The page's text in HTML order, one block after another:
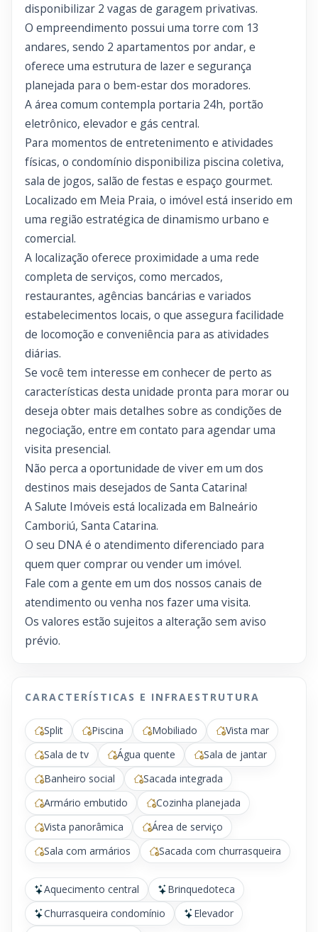
disponibilizar 2 vagas de garagem privativas.
O empreendimento possui uma torre com 13
andares, sendo 2 apartamentos por andar, e
oferece uma estrutura de lazer e segurança
planejada para o bem-estar dos moradores.
A área comum contempla portaria 24h, portão
eletrônico, elevador e gás central.
Para momentos de entretenimento e atividades
físicas, o condomínio disponibiliza piscina coletiva,
sala de jogos, salão de festas e espaço gourmet.
Localizado em Meia Praia, o imóvel está inserido em
uma região estratégica de dinamismo urbano e
comercial.
A localização oferece proximidade a uma rede
completa de serviços, como mercados,
restaurantes, agências bancárias e variados
estabelecimentos locais, o que assegura facilidade
de locomoção e conveniência para as atividades
diárias.
Se você tem interesse em conhecer de perto as
características desta unidade pronta para morar ou
deseja obter mais detalhes sobre as condições de
negociação, entre em contato para agendar uma
visita presencial.
Não perca a oportunidade de viver em um dos
destinos mais desejados de Santa Catarina!
A Salute Imóveis está localizada em Balneário
Camboriú, Santa Catarina.
O seu DNA é o atendimento diferenciado para
quem quer comprar ou vender um imóvel.
Fale com a gente em um dos nossos canais de
atendimento ou venha nos fazer uma visita.
Os valores estão sujeitos a alteração sem aviso
prévio.
CARACTERÍSTICAS E INFRAESTRUTURA
Split Piscina Mobiliado
Vista mar
Sala de tv
Água quente
Sala de jantar
Banheiro social
Sacada integrada
Armário embutido
Cozinha planejada
Vista panorâmica
Área de serviço
Sala com armários
Sacada com churrasqueira
Aquecimento central
Brinquedoteca
Churrasqueira condomínio
Elevador